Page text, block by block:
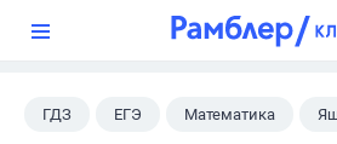
ГДЗ ЕГЭ Математика